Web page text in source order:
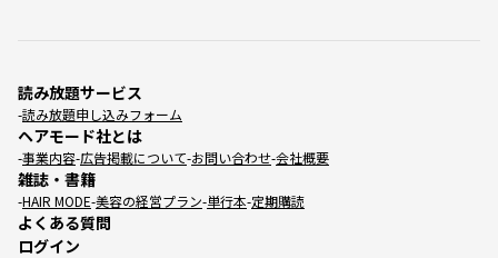
読み放題サービス
読み放題申し込みフォーム
ヘアモード社とは
事業内容 広告掲載について お問い合わせ 会社概要
雑誌・書籍
HAIR MODE 美容の経営プラン 単行本 定期購読
よくある質問
ログイン